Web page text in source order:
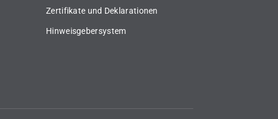
Zertifikate und Deklarationen
Hinweisgebersystem